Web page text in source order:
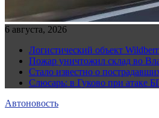
6 августа, 2026
Логистический объект
Пожар уничтожил склад во
Стало известно о
Слюсарь: в Гуково при атаке
Автоновость